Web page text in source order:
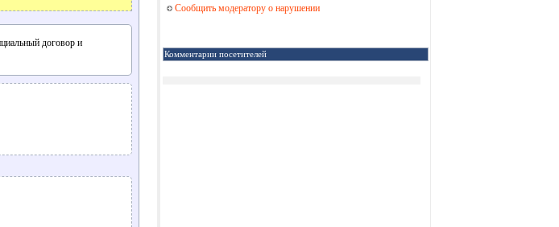
договор и
Сообщить модератору о нарушении
Комментарии посетителей